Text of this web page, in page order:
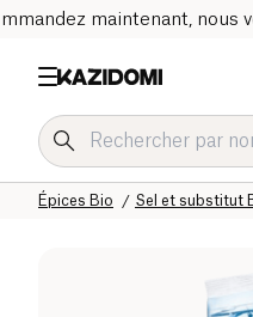
maintenant, nous
Sel et substitut
Épices Bio
Sauces
Epicerie salée Bio
Accueil